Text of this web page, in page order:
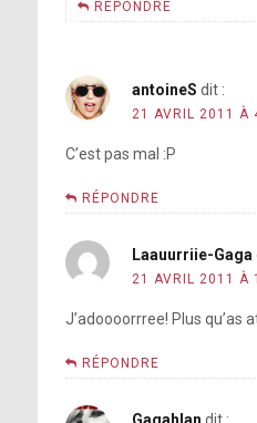
RÉPONDRE
antoineS dit :
21 AVRIL 2011 À
C’est pas mal :P
RÉPONDRE
Laauurriie-Gaga
21 AVRIL 2011 À
J’adoooorrree! Plus qu’as
RÉPONDRE
Gagahlan dit :